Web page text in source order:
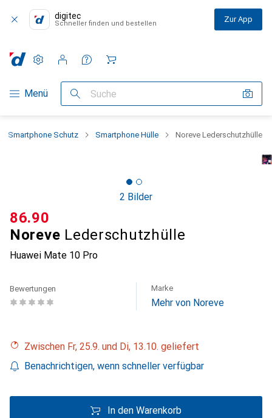
digitec
Schneller finden und bestellen Zur App
Navigation nach Kategorien
Menü Suche
Einstellungen
Kundenkonto
Vergleichslisten
Merklisten
Warenkorb
Smartphone Schutz Smartphone Hülle Noreve Lederschutzhülle
2 Bilder
Noreve Lederschutzhülle
Huawei Mate 10 Pro
CHF
86.90
Bewertungen Marke
Mehr von Noreve
Zwischen Fr, 25.9. und Di, 13.10. geliefert
Benachrichtigen, wenn schneller verfügbar
In den Warenkorb